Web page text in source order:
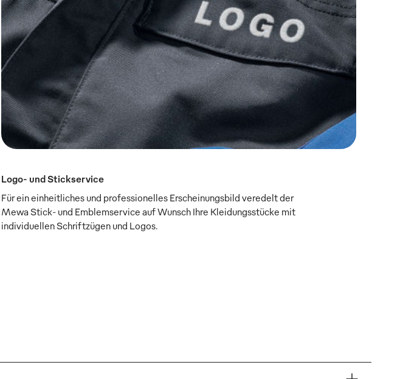
Logo- und Stickservice
Für ein einheitliches und professionelles Erscheinungsbild veredelt der
Mewa Stick- und Emblemservice auf Wunsch Ihre Kleidungsstücke mit
individuellen Schriftzügen und Logos.